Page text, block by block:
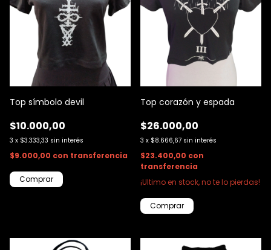
Top símbolo devil
$10.000,00
3 x $3.333,33 sin interés
$9.000,00 con transferencia
Top corazón y espada
$26.000,00
3 x $8.666,67 sin interés
$23.400,00 con
transferencia
¡Ultimo en stock, no te lo pierdas!
Comprar